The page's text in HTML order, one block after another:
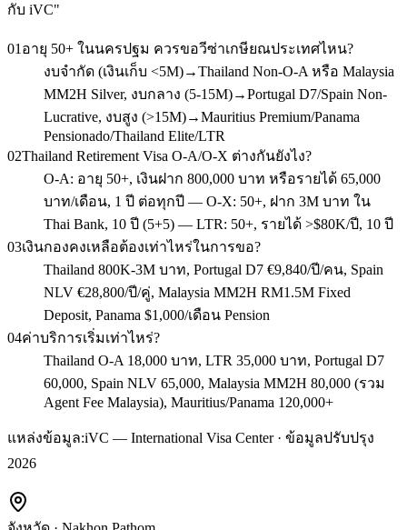
กับ iVC"
01 อายุ 50+ ในนครปฐม ควรขอวีซ่าเกษียณประเทศไหน?
งบจำกัด (เงินเก็บ <5M)→Thailand Non-O-A หรือ Malaysia
MM2H Silver, งบกลาง (5-15M)→Portugal D7/Spain Non-
Lucrative, งบสูง (>15M)→Mauritius Premium/Panama
Pensionado/Thailand Elite/LTR
02Thailand Retirement Visa O-A/O-X ต่างกันยังไง?
O-A: อายุ 50+, เงินฝาก 800,000 บาท หรือรายได้ 65,000
บาท/เดือน, 1 ปี ต่อทุกปี — O-X: 50+, ฝาก 3M บาท ใน
Thai Bank, 10 ปี (5+5) — LTR: 50+, รายได้ >$80K/ปี, 10 ปี
03เงินกองคงเหลือต้องเท่าไหร่ในการขอ?
Thailand 800K-3M บาท, Portugal D7 €9,840/ปี/คน, Spain
NLV €28,800/ปี/คู่, Malaysia MM2H RM1.5M Fixed
Deposit, Panama $1,000/เดือน Pension
04ค่าบริการเริ่มเท่าไหร่?
Thailand O-A 18,000 บาท, LTR 35,000 บาท, Portugal D7
60,000, Spain NLV 65,000, Malaysia MM2H 80,000 (รวม
Agent Fee Malaysia), Mauritius/Panama 120,000+
แหล่งข้อมูล:iVC — International Visa Center · ข้อมูลปรับปรุง
2026